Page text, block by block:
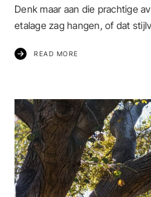
Denk maar aan die prachtige
etalage zag hangen, of dat
READ MORE